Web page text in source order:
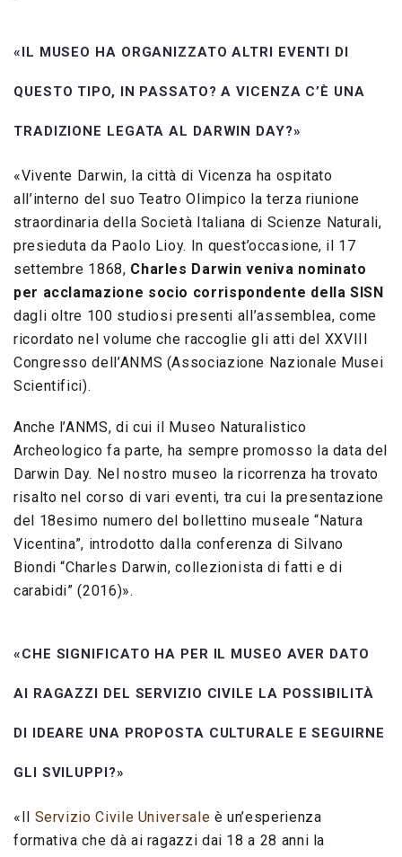
«IL MUSEO HA ORGANIZZATO ALTRI EVENTI DI
QUESTO TIPO, IN PASSATO? A VICENZA C’È UNA
TRADIZIONE LEGATA AL DARWIN DAY?»
«Vivente Darwin, la città di Vicenza ha ospitato
all’interno del suo Teatro Olimpico la terza riunione
straordinaria della Società Italiana di Scienze Naturali,
presieduta da Paolo Lioy. In quest’occasione, il 17
settembre 1868, Charles Darwin veniva nominato
per acclamazione socio corrispondente della SISN
dagli oltre 100 studiosi presenti all’assemblea, come
ricordato nel volume che raccoglie gli atti del XXVIII
Congresso dell’ANMS (Associazione Nazionale Musei
Scientifici).
Anche l’ANMS, di cui il Museo Naturalistico
Archeologico fa parte, ha sempre promosso la data del
Darwin Day. Nel nostro museo la ricorrenza ha trovato
risalto nel corso di vari eventi, tra cui la presentazione
del 18esimo numero del bollettino museale “Natura
Vicentina”, introdotto dalla conferenza di Silvano
Biondi “Charles Darwin, collezionista di fatti e di
carabidi” (2016)».
«CHE SIGNIFICATO HA PER IL MUSEO AVER DATO
AI RAGAZZI DEL SERVIZIO CIVILE LA POSSIBILITÀ
DI IDEARE UNA PROPOSTA CULTURALE E SEGUIRNE
GLI SVILUPPI?»
«Il Servizio Civile Universale è un’esperienza
formativa che dà ai ragazzi dai 18 a 28 anni la